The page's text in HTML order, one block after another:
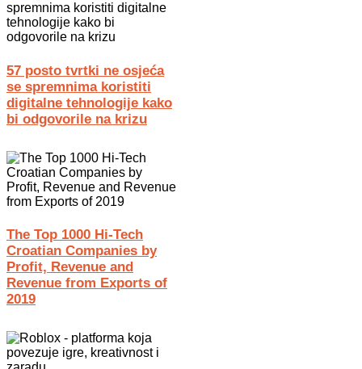
57 posto tvrtki ne osjeća
se spremnima koristiti
digitalne tehnologije kako
bi odgovorile na krizu
The Top 1000 Hi-Tech
Croatian Companies by
Profit, Revenue and
Revenue from Exports of
2019